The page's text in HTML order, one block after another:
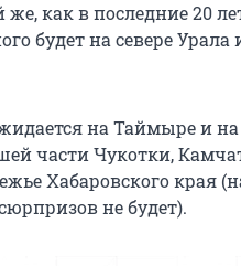
как в последние 20
будет на севере Урала
на Таймыре и на
части Чукотки,
Хабаровского края
не будет).